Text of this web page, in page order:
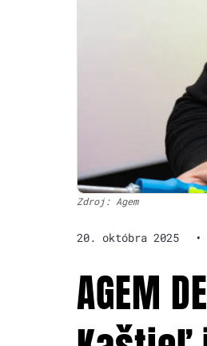
Zdroj: Agem
20. októbra 2025 •
AGEM